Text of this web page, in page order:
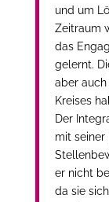
und um
Zeitraum
das
gelernt.
aber
Kreises
Der
mit seiner
er nicht
da sie